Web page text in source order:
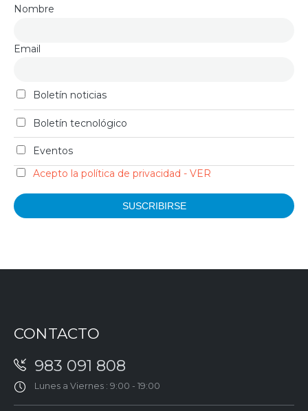
Nombre
Email
Boletín noticias
Boletín tecnológico
Eventos
Acepto la política de privacidad - VER
CONTACTO
983 091 808
Lunes a Viernes : 9:00 - 19:00